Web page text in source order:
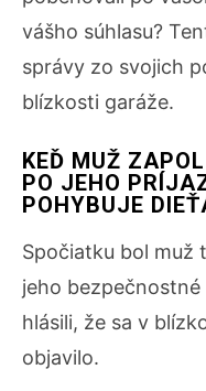
vášho súhlasu?
správy zo svojich
blízkosti garáže.
KEĎ MUŽ
PO JEHO
POHYBUJE
Spočiatku bol muž
jeho
hlásili, že sa v
objavilo.